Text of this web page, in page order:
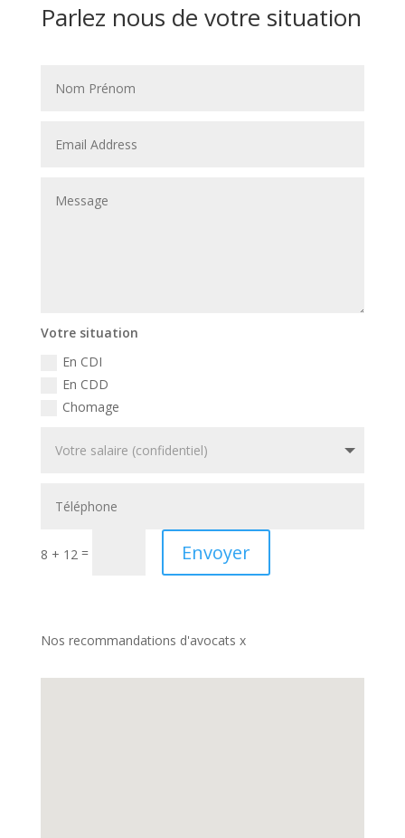
Parlez nous de votre situation
Votre situation
En CDI
En CDD
Chomage
8 + 12 = Envoyer
Nos recommandations d'avocats x